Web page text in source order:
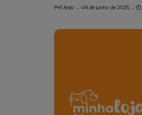
Pet Anjo 04 de junho de 2025